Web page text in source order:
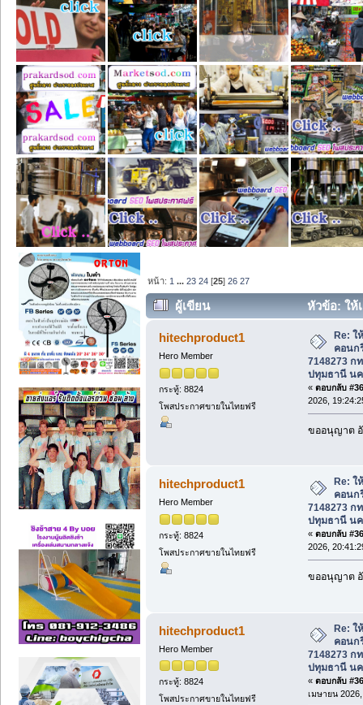
หน้า: 1 ...23 24 [25]26 27
ผู้เขียน
หัวข้อ: ให้
กทม. ปริมณฑล ปทุมธานี นครปฐม นนท
hitechproduct1
Hero Member
กระทู้: 8824
โพสประกาศขายในไทยฟรี
Re: ใ
คอนก
7148273
ปทุมธานี น
« ตอบกลับ
2026,
ขออนุญาต
hitechproduct1
Hero Member
กระทู้: 8824
โพสประกาศขายในไทยฟรี
Re: ใ
คอนก
7148273
ปทุมธานี น
« ตอบกลับ
2026,
ขออนุญาต
hitechproduct1
Hero Member
กระทู้: 8824
โพสประกาศขายในไทยฟรี
Re: ใ
คอนก
7148273
ปทุมธานี น
« ตอบกลับ
เมษายน